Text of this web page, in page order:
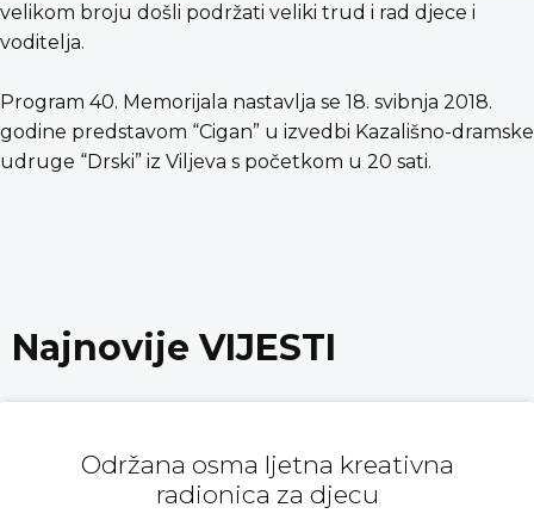
velikom broju došli podržati veliki trud i rad djece i
voditelja.
Program 40. Memorijala nastavlja se 18. svibnja 2018.
godine predstavom “Cigan” u izvedbi Kazališno-dramske
udruge “Drski” iz Viljeva s početkom u 20 sati.
Najnovije VIJESTI
Održana osma ljetna kreativna
radionica za djecu